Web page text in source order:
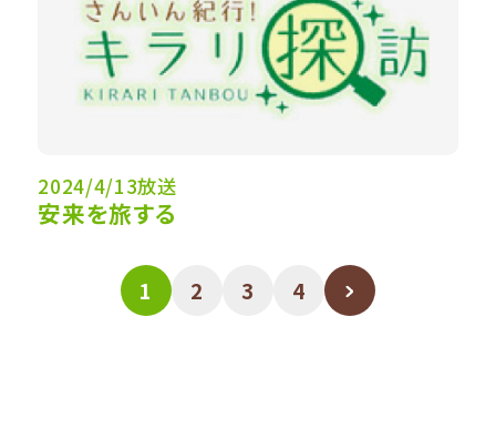
2024/4/13放送
安来を旅する
1 2 3 4